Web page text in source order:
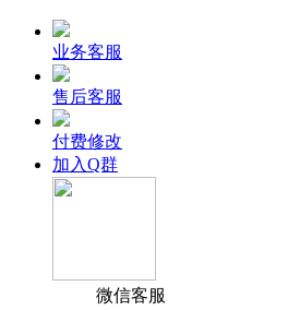
业务客服
售后客服
付费修改
加入Q群
微信客服